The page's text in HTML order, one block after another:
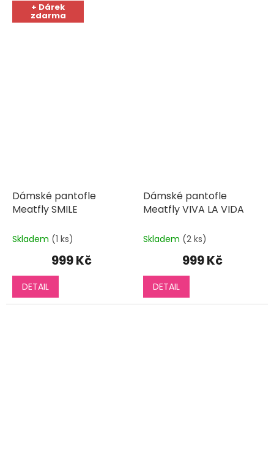
+ Dárek
zdarma
Dámské pantofle
Meatfly SMILE
Skladem (1 ks)
999 Kč
DETAIL
Dámské pantofle
Meatfly VIVA LA VIDA
Skladem (2 ks)
999 Kč
DETAIL